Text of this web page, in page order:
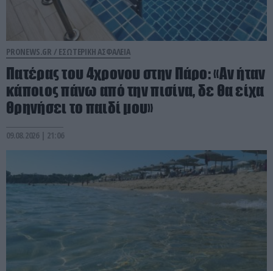
PRONEWS.GR / ΕΣΩΤΕΡΙΚΗ ΑΣΦΑΛΕΙΑ
Πατέρας του 4χρονου στην Πάρο: «Αν ήταν
κάποιος πάνω από την πισίνα, δε θα είχα
θρηνήσει το παιδί μου»
09.08.2026 | 21:06